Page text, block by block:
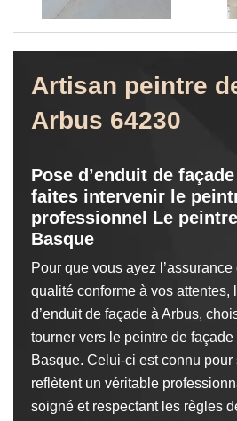
Artisan peintre
Arbus 64230
Pose d’enduit de
faites intervenir le
professionnel Le
Basque
Pour que vous ayez l’assurance
qualité conforme à vos attentes,
d’enduit de façade à Arbus,
tourner vers le peintre de
Basque. Celui-ci est connu
reflètent un véritable
soigné et respectant les règles